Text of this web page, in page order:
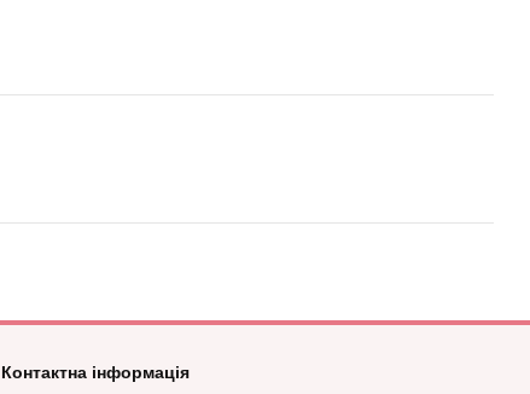
Контактна інформація